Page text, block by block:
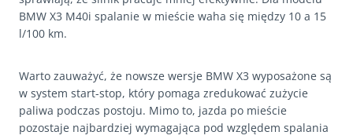
BMW X3 M40i spalanie w mieście waha się między 10 a 15
l/100 km.
Warto zauważyć, że nowsze wersje BMW X3 wyposażone są
w system start-stop, który pomaga zredukować zużycie
paliwa podczas postoju. Mimo to, jazda po mieście
pozostaje najbardziej wymagająca pod względem spalania